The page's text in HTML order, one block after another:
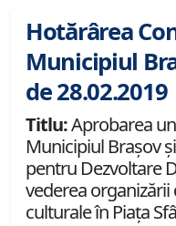
Hotărârea
Municipiul
de 28.02.2019
Titlu:Aprobarea
Municipiul Braşov
pentru Dezvoltare
vederea
culturale în Piaţa